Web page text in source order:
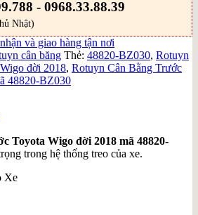
- 0968.33.88.39
Nhật)
và giao hàng tận nơi
cân băng Thẻ: 48820-BZ030, Rotuyn
đời 2018, Rotuyn Cân Bằng Trước
48820-BZ030
Toyota Wigo đời 2018 mã 48820-
trong hệ thống treo của xe.
Xe